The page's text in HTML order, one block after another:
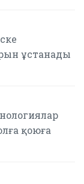
ұстанады
қоюға